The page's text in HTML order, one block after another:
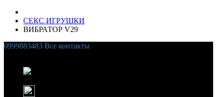
СЕКС ИГРУШКИ
ВИБРАТОР V29
0999883483 Все контакты